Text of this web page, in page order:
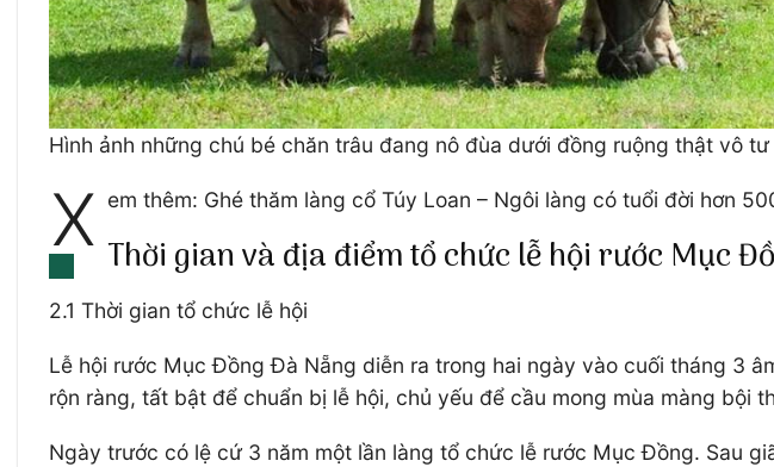
Hình ảnh những chú bé chăn trâu đang nô đùa dưới đồng ruộng thật vô
X em thêm: Ghé thăm làng cổ Túy Loan – Ngôi làng có tuổi đời hơn
Thời gian và địa điểm tổ chức lễ hội rước Mục
2.1 Thời gian tổ chức lễ hội
Lễ hội rước Mục Đồng Đà Nẵng diễn ra trong hai ngày vào cuối tháng 3
rộn ràng, tất bật để chuẩn bị lễ hội, chủ yếu để cầu mong mùa màng bội
Ngày trước có lệ cứ 3 năm một lần làng tổ chức lễ rước Mục Đồng. Sau